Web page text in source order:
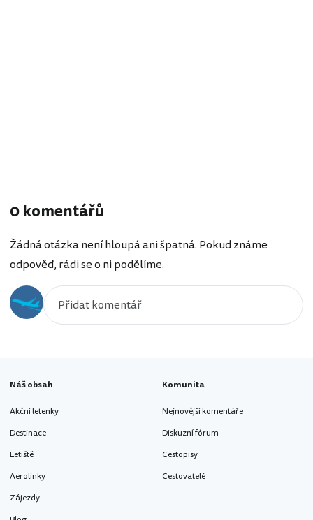
0 komentářů
Žádná otázka není hloupá ani špatná. Pokud známe
odpověď, rádi se o ni podělíme.
Náš obsah
Akční letenky
Destinace
Letiště
Aerolinky
Zájezdy
Komunita
Nejnovější komentáře
Diskuzní fórum
Cestopisy
Cestovatelé